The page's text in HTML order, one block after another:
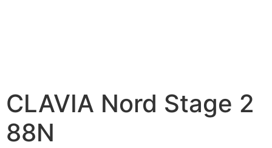
CLAVIA Nord Stage 2
88N